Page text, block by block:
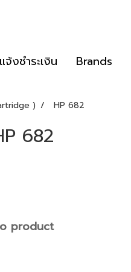
แจ้งชำระเงิน Brands
) HP 682
682
product